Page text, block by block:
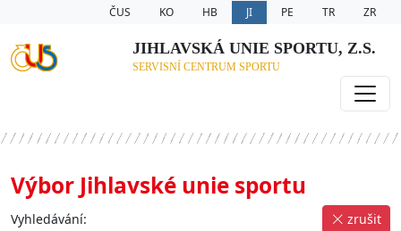
ČUS KO HB JI PE TR ZR
JIHLAVSKÁ UNIE SPORTU, Z.S.
SERVISNÍ CENTRUM SPORTU
Výbor Jihlavské unie sportu
Vyhledávání:
zrušit